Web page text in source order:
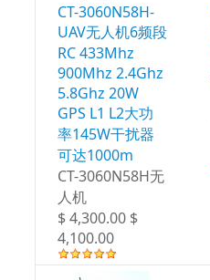
CT-3060N58H-
UAV无人机6频段
RC 433Mhz
900Mhz 2.4Ghz
5.8Ghz 20W
GPS L1 L2大功
率145W干扰器
可达1000m
CT-3060N58H无
人机
$ 4,300.00 $
4,100.00